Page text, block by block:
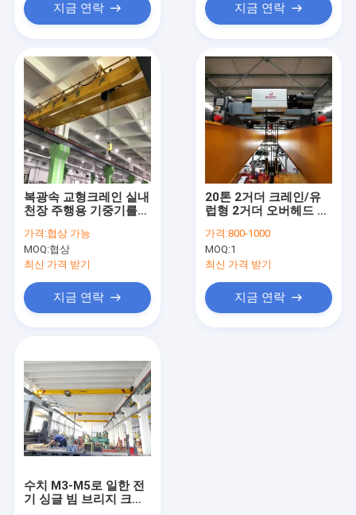
홈
비디오
우리 에 관한 것
공장 투어
품질 관리
지금 연락 지금 연락
복광속 교형크레인 실내
천장 주행용 기중기를
부
가격:협상 가능
MOQ:협상
최신 가격 받기
지금 연락
20톤 2거더 크레인/유
럽형 2거더 오버헤드 트
가격:800-1000
MOQ:1
최신 가격 받기
지금 연락
수치 M3-M5로 일한 전
기 싱글 빔 브리지 크레